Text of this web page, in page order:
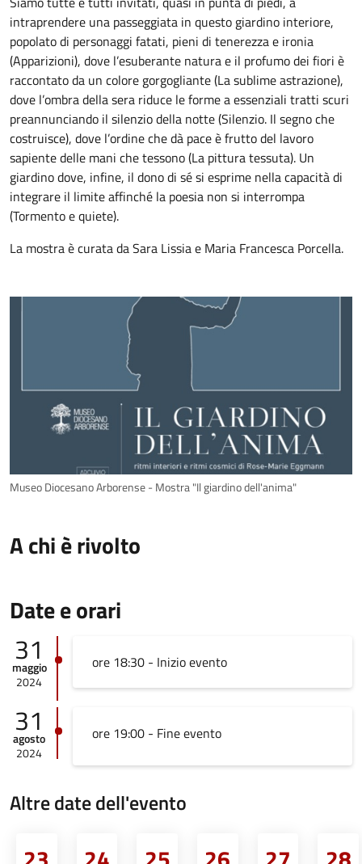
intraprendere una passeggiata in questo giardino interiore,
popolato di personaggi fatati, pieni di tenerezza e ironia
(Apparizioni), dove l’esuberante natura e il profumo dei fiori è
raccontato da un colore gorgogliante (La sublime astrazione),
dove l’ombra della sera riduce le forme a essenziali tratti scuri
preannunciando il silenzio della notte (Silenzio. Il segno che
costruisce), dove l’ordine che dà pace è frutto del lavoro
sapiente delle mani che tessono (La pittura tessuta). Un
giardino dove, infine, il dono di sé si esprime nella capacità di
integrare il limite affinché la poesia non si interrompa
(Tormento e quiete).
La mostra è curata da Sara Lissia e Maria Francesca Porcella.
Museo Diocesano Arborense - Mostra "Il giardino dell'anima"
A chi è rivolto
Date e orari
31
maggio
2024
ore 18:30 - Inizio evento
31
agosto
2024
ore 19:00 - Fine evento
Altre date dell'evento